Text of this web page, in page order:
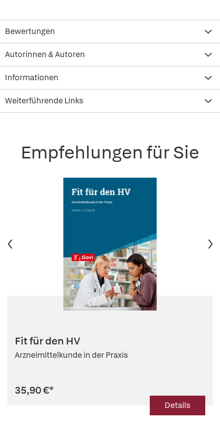
Bewertungen
Autorinnen & Autoren
Informationen
Weiterführende Links
Empfehlungen für Sie
Fit für den HV
Arzneimittelkunde in der Praxis
35,90 €*
Details